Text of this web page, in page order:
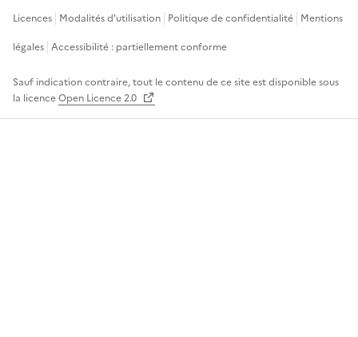
Licences Modalités d'utilisation Politique de confidentialité Mentions
légales Accessibilité : partiellement conforme
Sauf indication contraire, tout le contenu de ce site est disponible sous
la licenceOpen Licence 2.0